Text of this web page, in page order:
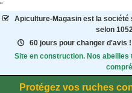
"
Apiculture-Magasinest la société
selon
60 jours pour changer d'avis !
Site en construction. Nos
Protégez vos ruches